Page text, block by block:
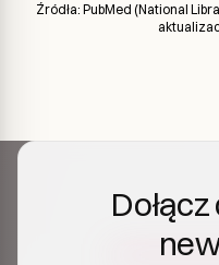
Źródła: PubMed (National